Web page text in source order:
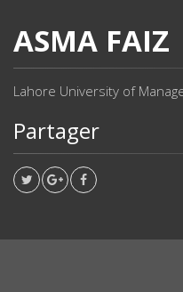
ASMA FAIZ
Lahore University of
Partager